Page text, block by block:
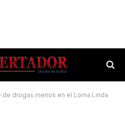
de drogas menos en el Loma Linda